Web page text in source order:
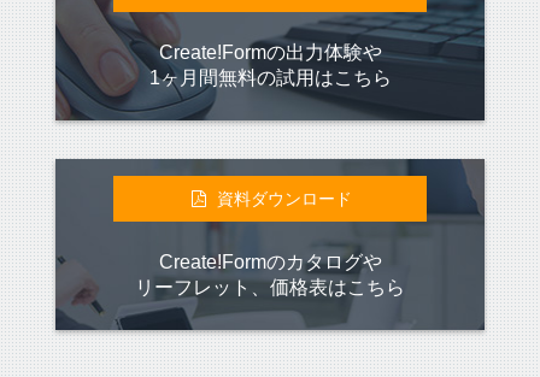
Create!Formの出力体験や
1ヶ月間無料の試用はこちら
資料ダウンロード
Create!Formのカタログや
リーフレット、価格表はこちら